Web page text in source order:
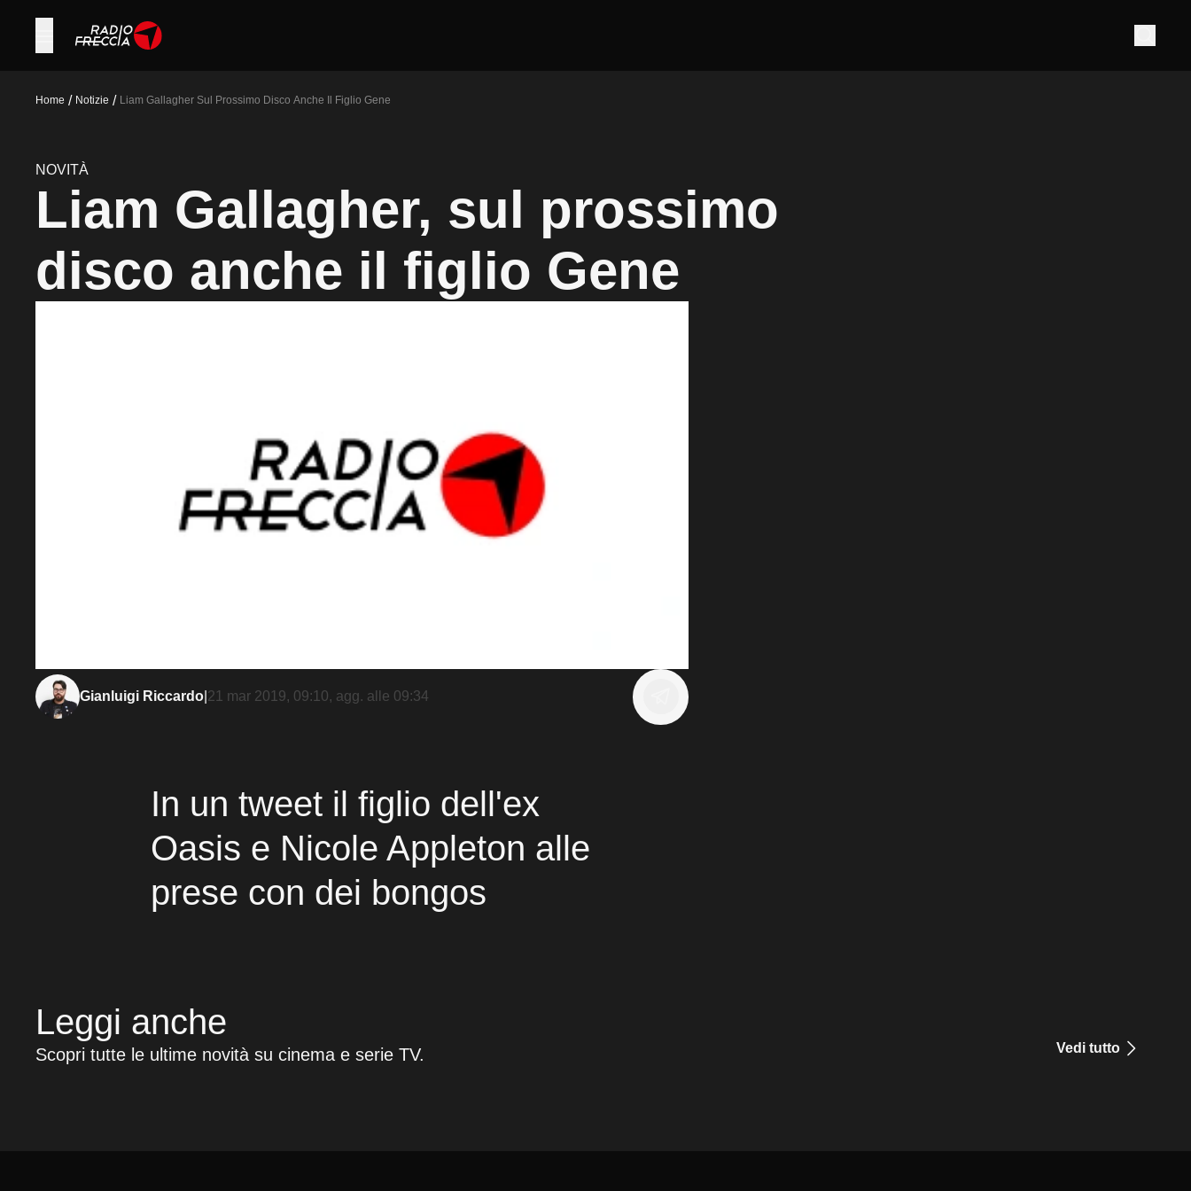
Home / Notizie / Liam Gallagher Sul Prossimo Disco Anche Il Figlio Gene
NOVITÀ
Liam Gallagher, sul prossimo
disco anche il figlio Gene
Gianluigi Riccardo 21 mar 2019, 09:10, agg. alle 09:34
In un tweet il figlio dell'ex
Oasis e Nicole Appleton alle
prese con dei bongos
Leggi anche
Scopri tutte le ultime novità su cinema e serie TV. Vedi tutto